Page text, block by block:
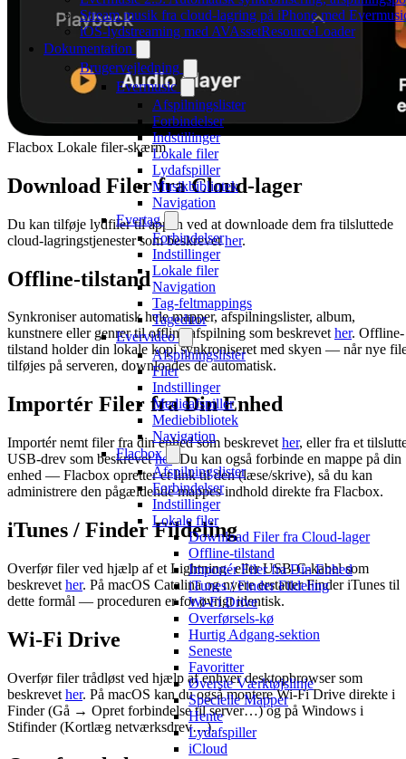
Stream musik fra cloud-lagring på iPhone med
iOS-lydstreaming med AVAssetResourceLoader
Dokumentation
Brugervejledning
Evermusic
Afspilningslister
Forbindelser
Indstillinger
Lokale filer
Lydafspiller
Musikbibliotek
Navigation
Evertag
Forbindelser
Indstillinger
Lokale filer
Navigation
Tag-feltmappings
Tageditor
Evervideo
Afspilningslister
Filer
Indstillinger
Medieafspiller
Mediebibliotek
Navigation
Flacbox
Afspilningslister
Forbindelser
Indstillinger
Lokale filer
Download Filer fra Cloud-lager
Offline-tilstand
Importér Filer fra Din Enhed
iTunes / Finder Fildeling
Wi-Fi Drive
Overførsels-kø
Hurtig Adgang-sektion
Seneste
Favoritter
Øverste Værktøjslinje
Specielle Mapper
Hente
Lydafspiller
iCloud
Flacbox Lokale filer-skærm
Download Filer fra Cloud-lager
Du kan tilføje lydfiler til appen ved at downloade dem fra tilsluttede
cloud-lagringstjenester som beskrevether.
Offline-tilstand
Synkroniser automatisk hele mapper, afspilningslister, album,
kunstnere eller genrer til offline afspilning som beskrevether. Offline-
tilstand holder din lokale kopi synkroniseret med skyen — når nye
tilføjes på serveren, downloades de automatisk.
Importér Filer fra Din Enhed
Importér nemt filer fra din enhed som beskrevet her, eller fra et
USB-drev som beskrevether
. Du kan også forbinde en mappe på din
enhed — Flacbox opretter et link til den (læse/skrive), så du kan
administrere den pågældende mappes indhold direkte fra Flacbox.
iTunes / Finder Fildeling
Overfør filer ved hjælp af et Lightning- eller USB-C-kabel som
beskrevet her. På macOS Catalina og nyere erstatter Finder iTunes til
dette formål — proceduren er for øvrigt identisk.
Wi-Fi Drive
Overfør filer trådløst ved hjælp af enhver desktopbrowser som
beskrevet her. På macOS kan du også montere Wi-Fi Drive direkte i
Finder (Gå → Opret forbindelse til server…) og på Windows i
Stifinder (Kortlæg netværksdrev…).